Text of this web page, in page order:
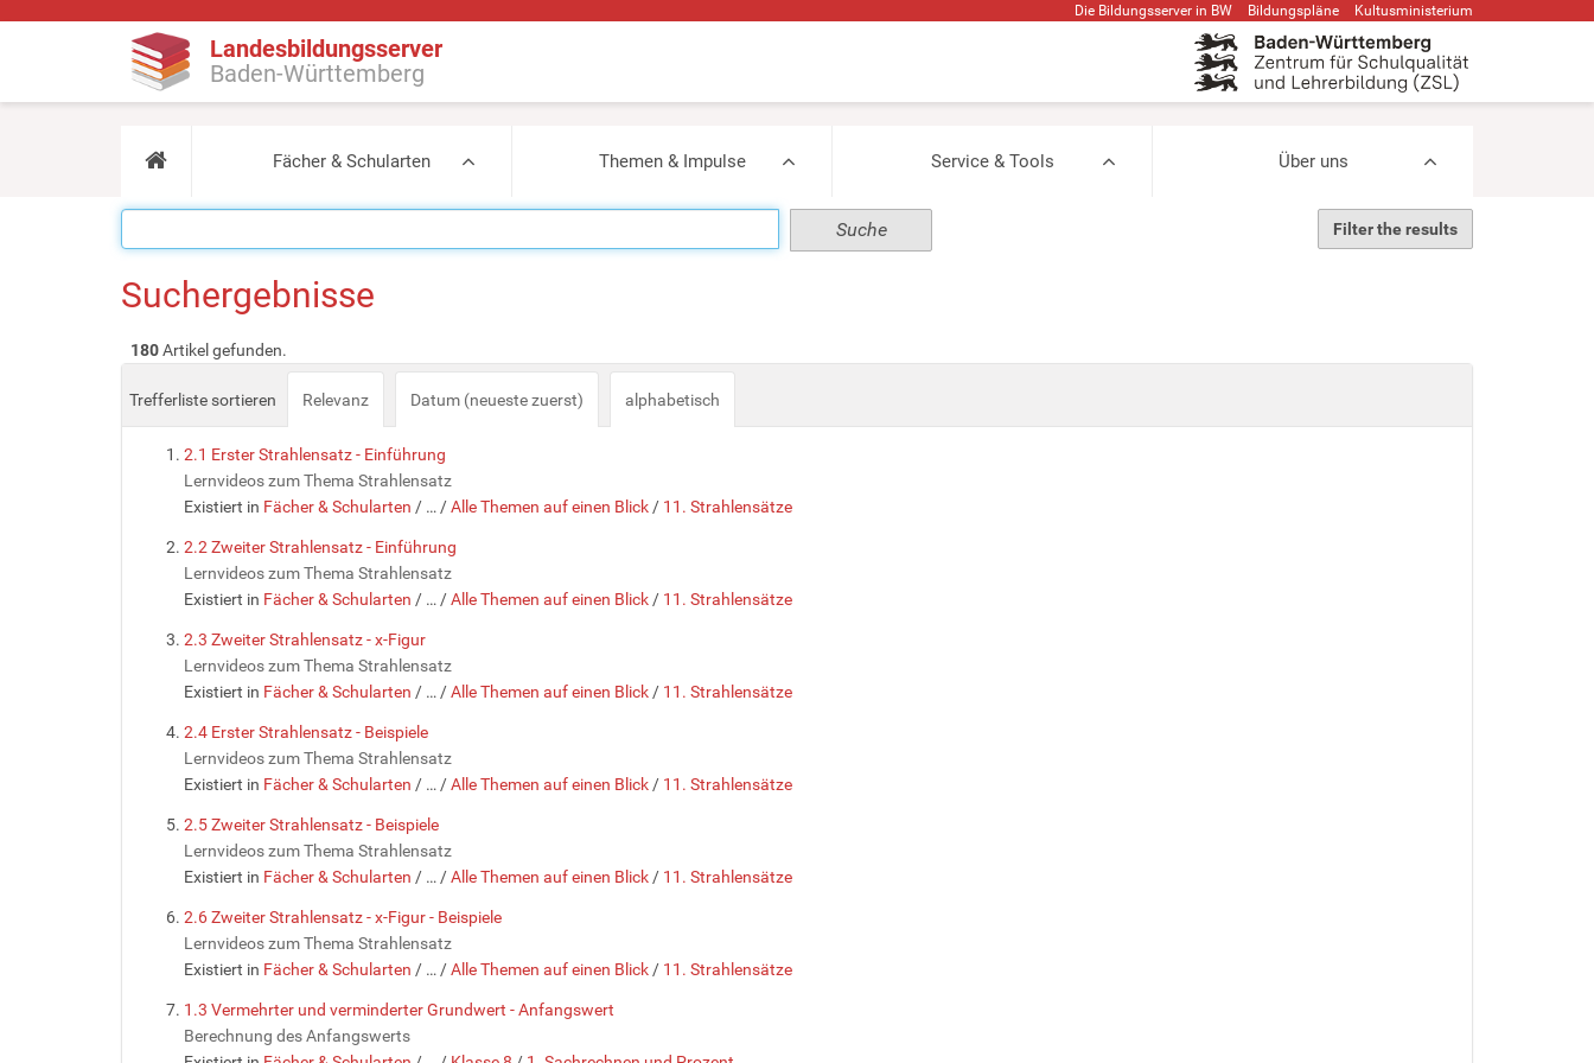
Die Bildungsserver in BW Bildungspläne Kultusministerium
Landesbildungsserver
Baden-Württemberg
Fächer & Schularten Themen & Impulse Service & Tools Über uns
Filter the results
Suchergebnisse
180Artikel gefunden.
Trefferliste sortieren Relevanz Datum (neueste zuerst) alphabetisch
2.1 Erster Strahlensatz - Einführung
Lernvideos zum Thema Strahlensatz
Existiert in Fächer & Schularten / … /Alle Themen auf einen Blick / 11. Strahlensätze
2.2 Zweiter Strahlensatz - Einführung
Lernvideos zum Thema Strahlensatz
Existiert in Fächer & Schularten / … /Alle Themen auf einen Blick / 11. Strahlensätze
2.3 Zweiter Strahlensatz - x-Figur
Lernvideos zum Thema Strahlensatz
Existiert in Fächer & Schularten / … /Alle Themen auf einen Blick / 11. Strahlensätze
2.4 Erster Strahlensatz - Beispiele
Lernvideos zum Thema Strahlensatz
Existiert in Fächer & Schularten / … /Alle Themen auf einen Blick / 11. Strahlensätze
2.5 Zweiter Strahlensatz - Beispiele
Lernvideos zum Thema Strahlensatz
Existiert in Fächer & Schularten / … /Alle Themen auf einen Blick / 11. Strahlensätze
2.6 Zweiter Strahlensatz - x-Figur - Beispiele
Lernvideos zum Thema Strahlensatz
Existiert in Fächer & Schularten / … /Alle Themen auf einen Blick / 11. Strahlensätze
1.3 Vermehrter und verminderter Grundwert - Anfangswert
Berechnung des Anfangswerts